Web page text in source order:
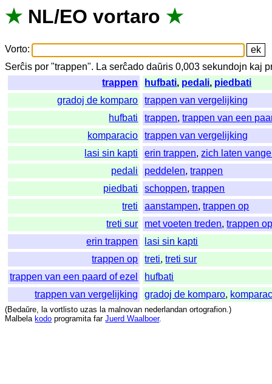
★ NL/EO vortaro ★
Vorto:
Serĉis por "trappen". La serĉado daŭris 0,003sekundojn kaj
trappen
hufbati, pedali, piedbati
gradoj de komparo
trappen van vergelijking
hufbati
trappen,trappen van een
komparacio
trappen van vergelijking
lasi sin kapti
erin trappen,zich laten
pedali
peddelen,trappen
piedbati
schoppen,trappen
treti
aanstampen,trappen op
treti sur
met voeten treden,trappen
erin trappen
lasi sin kapti
trappen op
treti,treti sur
trappen van een paard of ezel
hufbati
trappen van vergelijking
gradoj de komparo,
(Bedaŭre, la vortlisto uzas la malnovan nederlandan ortografion.)
Malbela kodo programita far Juerd Waalboer.